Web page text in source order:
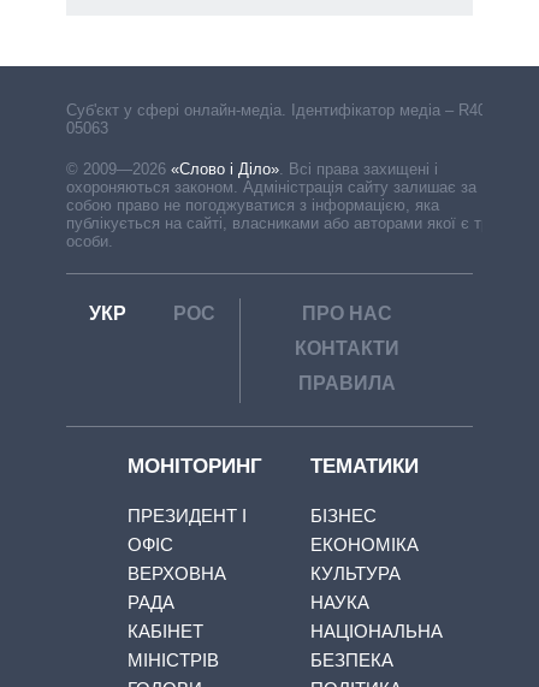
Cуб'єкт у сфері онлайн-медіа. Ідентифікатор медіа – R40-
05063
© 2009—2026 «Слово і Діло». Всі права захищені і
охороняються законом. Адміністрація сайту залишає за
собою право не погоджуватися з інформацією, яка
публікується на сайті, власниками або авторами якої є треті
особи.
УКР РОС
ПРО НАС
КОНТАКТИ
ПРАВИЛА
МОНІТОРИНГ
ПРЕЗИДЕНТ І
ОФІС
ВЕРХОВНА
РАДА
КАБІНЕТ
МІНІСТРІВ
ТЕМАТИКИ
БІЗНЕС
ЕКОНОМІКА
КУЛЬТУРА
НАУКА
НАЦІОНАЛЬНА
БЕЗПЕКА